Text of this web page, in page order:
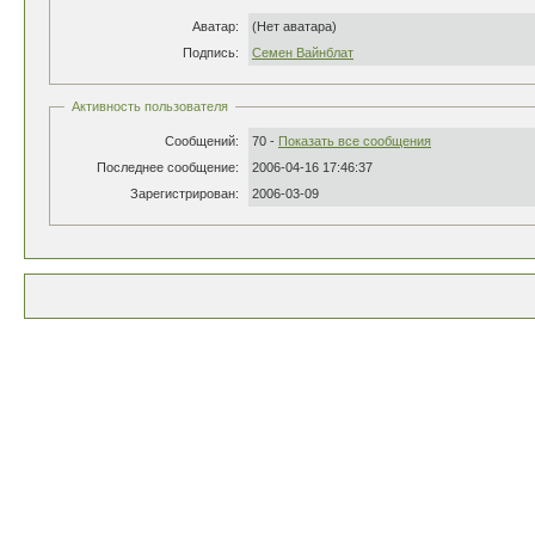
Аватар:
(Нет аватара)
Подпись:
Семен Вайнблат
Активность пользователя
Сообщений: 70 - Показать все сообщения
Последнее сообщение:
2006-04-16 17:46:37
Зарегистрирован:
2006-03-09